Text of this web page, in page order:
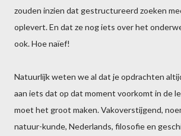
zouden inzien dat gestructureerd zoeken
oplevert. En dat ze nog iets over het
ook. Hoe naïef!
Natuurlijk weten we al dat je opdrachten
aan iets dat op dat moment voorkomt in de
moet het groot maken. Vakoverstijgend,
natuur-kunde, Nederlands, filosofie en